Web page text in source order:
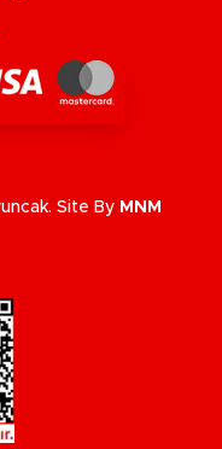
Site By MNM